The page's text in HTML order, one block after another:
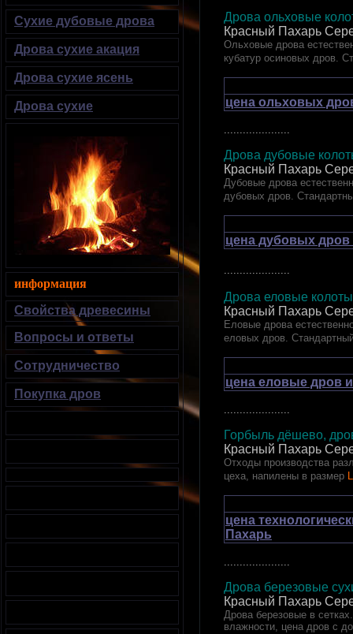
Дрова ольховые
Красный Пахарь
Ольховые дрова
кубатур осиновых дров.
цена ольховых
Дрова дубовые
Красный Пахарь
Дубовые дрова
дубовых дров.
цена дубовых дров
Дрова еловые
Красный Пахарь
Еловые дрова
еловых дров.
цена еловые дров
.....................
Горбыль дёшево,
Красный Пахарь
Отходы производства
цеха, напилены в размер
цена
Пахарь
.....................
Дрова березовые
Красный Пахарь
Дрова березовые в
влажности, цена дров с
Сухие дубовые дрова
Дрова сухие акация
Дрова сухие ясень
Дрова сухие
информация
Свойства древесины
Вопросы и ответы
Сотрудничество
Покупка дров